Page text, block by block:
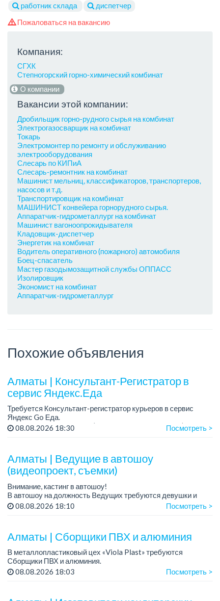
работник склада
диспетчер
Пожаловаться на вакансию
Компания:
СГХК
Степногорский горно-химический комбинат
О компании
Вакансии этой компании:
Дробильщик горно-рудного сырья на комбинат
Электрогазосварщик на комбинат
Токарь
Электромонтер по ремонту и обслуживанию
электрооборудования
Слесарь по КИПиА
Слесарь-ремонтник на комбинат
Машинист мельниц, классификаторов, транспортеров,
насосов и т.д.
Транспортировщик на комбинат
МАШИНИСТ конвейера горнорудного сырья.
Аппаратчик-гидрометаллург на комбинат
Машинист вагоноопрокидывателя
Кладовщик-диспетчер
Энергетик на комбинат
Водитель оперативного (пожарного) автомобиля
Боец-спасатель
Мастер газодымозащитной службы ОППАСС
Изолировщик
Экономист на комбинат
Аппаратчик-гидрометаллург
Похожие объявления
Алматы | Консультант-Регистратор в
сервис Яндекс.Еда
Требуется Консультант-регистратор курьеров в сервис
Яндекс Go Еда.
Условия: работа в офисе (Абылай хана - Макатаева).
08.08.2026 18:30 Посмотреть >
Алматы | Ведущие в автошоу
(видеопроект, съемки)
Внимание, кастинг в автошоу!
В автошоу на должность Ведущих требуются девушки и
парни. А также авто эксперты и авто перекупы.
08.08.2026 18:10 Посмотреть >
Алматы | Сборщики ПВХ и алюминия
В металлопластиковый цех «Viola Plast» требуются
Сборщики ПВХ и алюминия.
График работы: 5/2, с 08.00 до 17.00.
08.08.2026 18:03 Посмотреть >